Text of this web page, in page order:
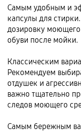
Самым удобным и
капсулы для
дозировку моющего
обуви после мойки.
Классическим
Рекомендуем
отдушек и
важно тщательно
следов моющего
Самым бережным